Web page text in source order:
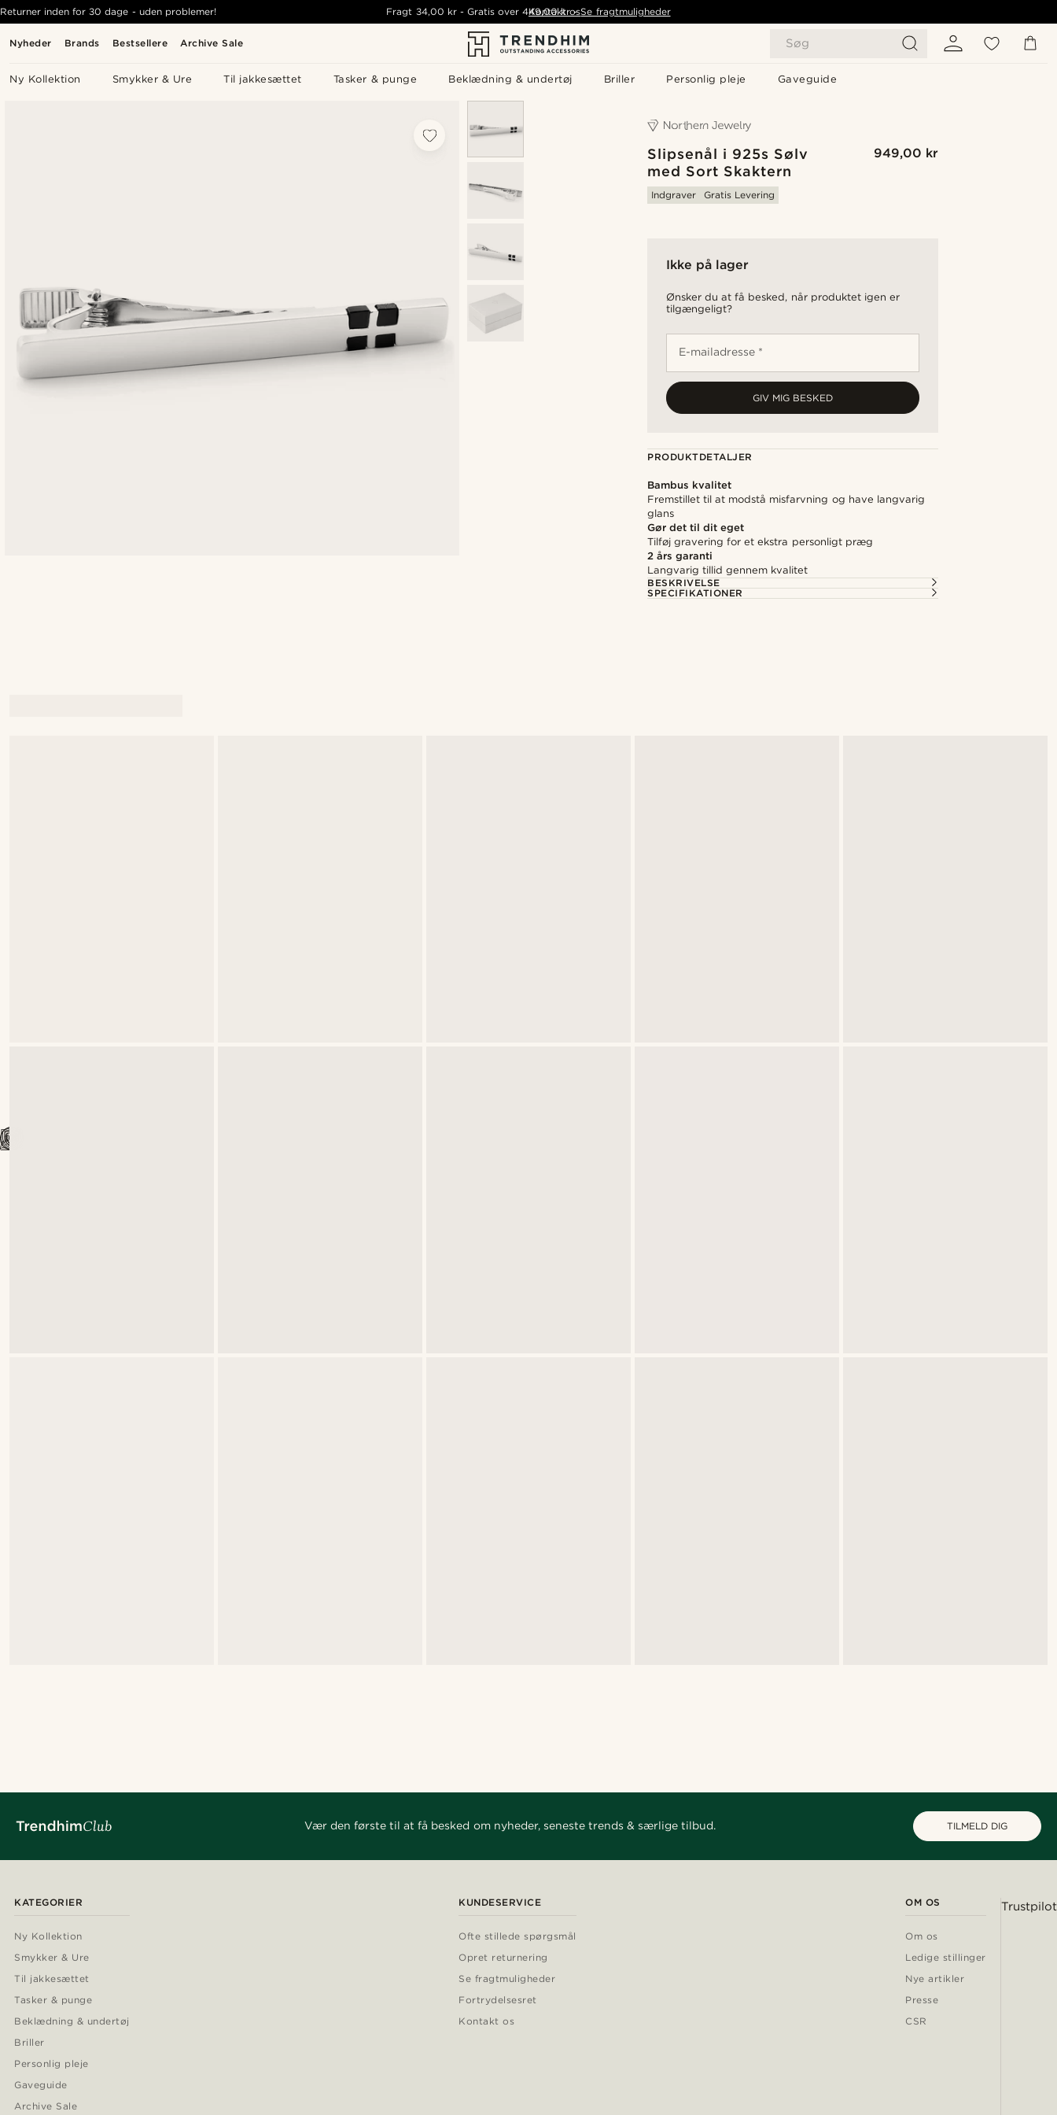
Nyheder Brands Bestsellere Archive Sale Søg
Ny Kollektion Smykker & Ure Til jakkesættet Tasker & punge Beklædning & undertøj Briller Personlig pleje Gaveguide
Returner inden for 30 dage - uden problemer! Fragt 34,00 kr- Gratis over 449,00 kr - Se fragtmuligheder
Kontakt os
Slipsenål i 925s Sølv
med Sort Skaktern
949,00 kr
Indgraver Gratis Levering
Ikke på lager
Ønsker du at få besked, når produktet igen er
tilgængeligt?
E-mailadresse *
GIV MIG BESKED
PRODUKTDETALJER
Bambus kvalitet
Fremstillet til at modstå misfarvning og have langvarig
glans
Gør det til dit eget
Tilføj gravering for et ekstra personligt præg
2 års garanti
Langvarig tillid gennem kvalitet
BESKRIVELSE
SPECIFIKATIONER
Vær den første til at få besked om nyheder, seneste trends & særlige tilbud. TILMELD DIG
KATEGORIER
Ny Kollektion
Smykker & Ure
Til jakkesættet
Tasker & punge
Beklædning & undertøj
Briller
Personlig pleje
Gaveguide
Archive Sale
KUNDESERVICE
Ofte stillede spørgsmål
Opret returnering
Se fragtmuligheder
Fortrydelsesret
Kontakt os
OM OS
Om os
Ledige stillinger
Nye artikler
Presse
CSR
Trustpilot